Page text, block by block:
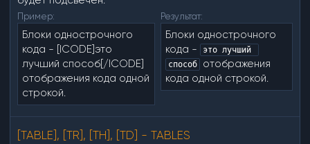
Пример:
Блоки однострочного
кода - [ICODE]это
лучший способ[/ICODE]
отображения кода одной
строкой.
Результат:
Блоки однострочного
кода -
это лучший
способ
отображения
кода одной строкой.
[TABLE], [TR], [TH], [TD] - TABLES